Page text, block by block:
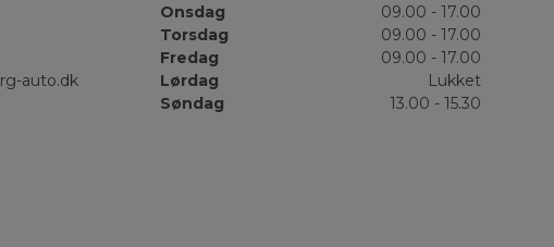
auto.dk
Onsdag
09.00 - 17.00
Torsdag
09.00 - 17.00
Fredag
09.00 - 17.00
Lørdag
Lukket
Søndag
13.00 - 15.30